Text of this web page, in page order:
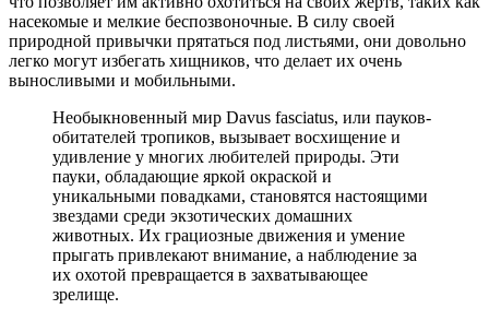
насекомые и мелкие беспозвоночные. В силу своей
природной привычки прятаться под листьями, они довольно
легко могут избегать хищников, что делает их очень
выносливыми и мобильными.
Необыкновенный мир Davus fasciatus, или пауков-
обитателей тропиков, вызывает восхищение и
удивление у многих любителей природы. Эти
пауки, обладающие яркой окраской и
уникальными повадками, становятся настоящими
звездами среди экзотических домашних
животных. Их грациозные движения и умение
прыгать привлекают внимание, а наблюдение за
их охотой превращается в захватывающее
зрелище.